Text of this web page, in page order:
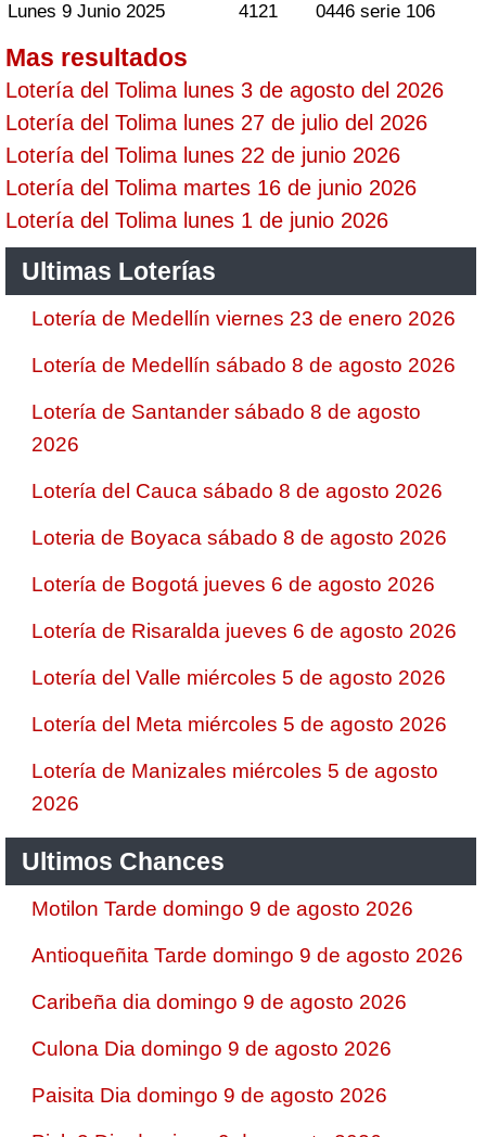
Lunes 9 Junio 2025 4121 0446 serie 106
Mas resultados
Lotería del Tolima lunes 3 de agosto del 2026
Lotería del Tolima lunes 27 de julio del 2026
Lotería del Tolima lunes 22 de junio 2026
Lotería del Tolima martes 16 de junio 2026
Lotería del Tolima lunes 1 de junio 2026
Ultimas Loterías
Lotería de Medellín viernes 23 de enero 2026
Lotería de Medellín sábado 8 de agosto 2026
Lotería de Santander sábado 8 de agosto
2026
Lotería del Cauca sábado 8 de agosto 2026
Loteria de Boyaca sábado 8 de agosto 2026
Lotería de Bogotá jueves 6 de agosto 2026
Lotería de Risaralda jueves 6 de agosto 2026
Lotería del Valle miércoles 5 de agosto 2026
Lotería del Meta miércoles 5 de agosto 2026
Lotería de Manizales miércoles 5 de agosto
2026
Ultimos Chances
Motilon Tarde domingo 9 de agosto 2026
Antioqueñita Tarde domingo 9 de agosto 2026
Caribeña dia domingo 9 de agosto 2026
Culona Dia domingo 9 de agosto 2026
Paisita Dia domingo 9 de agosto 2026